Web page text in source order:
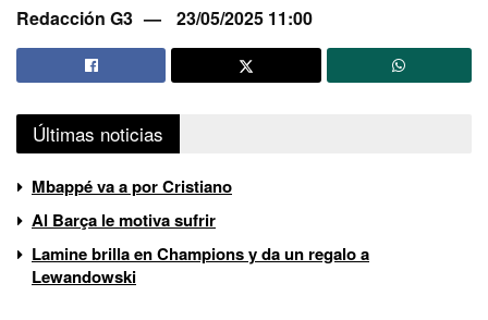
Redacción G3 23/05/2025 11:00
Últimas noticias
Mbappé va a por Cristiano
Al Barça le motiva sufrir
Lamine brilla en Champions y da un regalo a
Lewandowski